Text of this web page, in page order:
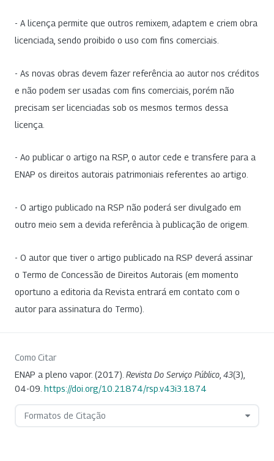
- A licença permite que outros remixem, adaptem e criem obra
licenciada, sendo proibido o uso com fins comerciais.
- As novas obras devem fazer referência ao autor nos créditos
e não podem ser usadas com fins comerciais, porém não
precisam ser licenciadas sob os mesmos termos dessa
licença.
- Ao publicar o artigo na RSP, o autor cede e transfere para a
ENAP os direitos autorais patrimoniais referentes ao artigo.
- O artigo publicado na RSP não poderá ser divulgado em
outro meio sem a devida referência à publicação de origem.
- O autor que tiver o artigo publicado na RSP deverá assinar
o Termo de Concessão de Direitos Autorais (em momento
oportuno a editoria da Revista entrará em contato com o
autor para assinatura do Termo).
Como Citar
ENAP a pleno vapor. (2017). Revista Do Serviço Público 43(3),
04-09. https://doi.org/10.21874/rsp.v43i3.1874
Formatos de Citação